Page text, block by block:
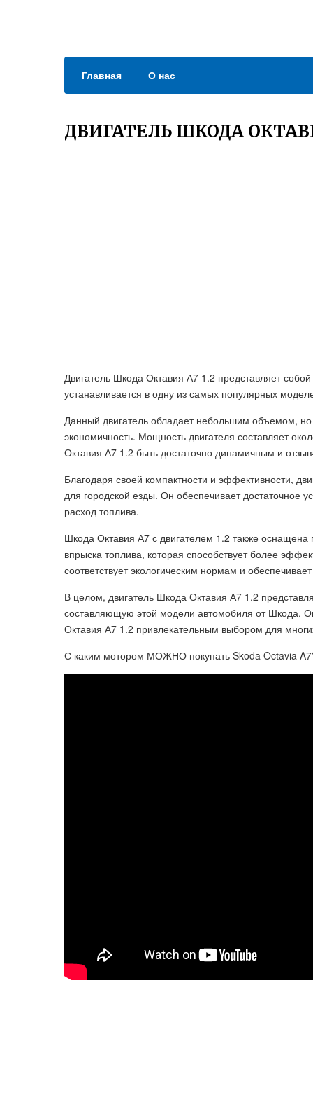
Главная О нас
ДВИГАТЕЛЬ ШКОДА
Двигатель Шкода Октавия А7 1.2 представляет
устанавливается в одну из самых популярных
Данный двигатель обладает небольшим объемом,
экономичность. Мощность двигателя составляет
Октавия А7 1.2 быть достаточно динамичным и
Благодаря своей компактности и эффективности,
для городской езды. Он обеспечивает достаточное
расход топлива.
Шкода Октавия А7 с двигателем 1.2 также
впрыска топлива, которая способствует более
соответствует экологическим нормам и
В целом, двигатель Шкода Октавия А7 1.2
составляющую этой модели автомобиля от Шкода.
Октавия А7 1.2 привлекательным выбором для
С каким мотором МОЖНО покупать Skoda Octavia